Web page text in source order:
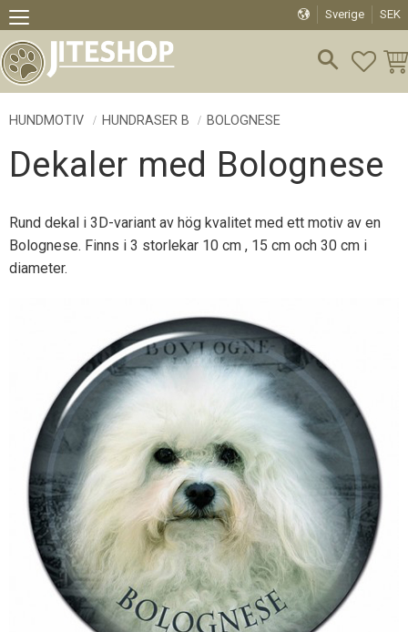
Meny
Sverige SEK
HUNDMOTIV HUNDRASER B BOLOGNESE
Dekaler med Bolognese
Rund dekal i 3D-variant av hög kvalitet med ett motiv av en
Bolognese. Finns i 3 storlekar 10 cm , 15 cm och 30 cm i
diameter.